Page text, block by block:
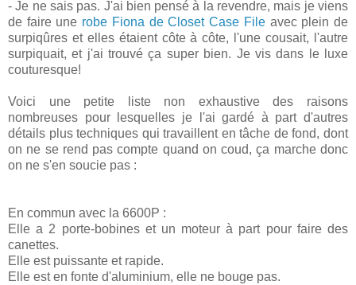
- Je ne sais pas. J'ai bien pensé à la revendre, mais je viens
de faire une robe Fiona de Closet Case Fileavec plein de
surpiqûres et elles étaient côte à côte, l'une cousait, l'autre
surpiquait, et j'ai trouvé ça super bien. Je vis dans le luxe
couturesque!
Voici une petite liste non exhaustive des raisons
nombreuses pour lesquelles je l'ai gardé à part d'autres
détails plus techniques qui travaillent en tâche de fond, dont
on ne se rend pas compte quand on coud, ça marche donc
on ne s'en soucie pas :
En commun avec la 6600P :
Elle a 2 porte-bobines et un moteur à part pour faire des
canettes.
Elle est puissante et rapide.
Elle est en fonte d'aluminium, elle ne bouge pas.